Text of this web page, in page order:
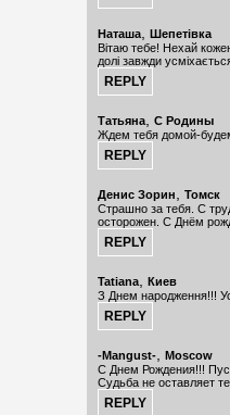
Наташа, Шепетівка
Вітаю тебе! Нехай
долі завжди
Татьяна, С Родины
Ждем тебя домой-
Денис Зорин, Томск
Страшно за тебя. С
осторожен. С Днём
Tatiana, Киев
З Днем народження!!!
-Mangust-, Moscow
С Днем Рождения!!!
Судьба не оставляет